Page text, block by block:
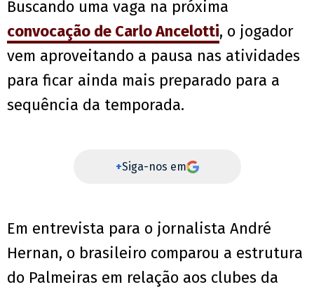
Buscando uma vaga na próxima
convocação de Carlo Ancelotti, o jogador
vem aproveitando a pausa nas atividades
para ficar ainda mais preparado para a
sequência da temporada.
+Siga-nos em
Em entrevista para o jornalista André
Hernan, o brasileiro comparou a estrutura
do Palmeiras em relação aos clubes da